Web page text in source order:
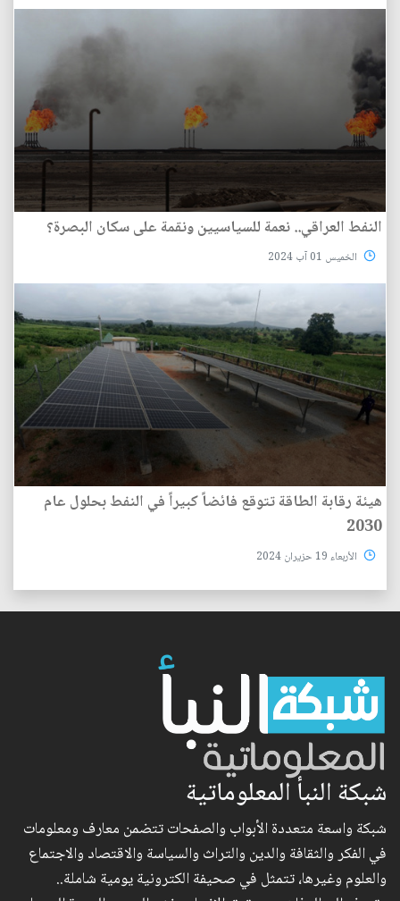
النفط العراقي.. نعمة للسياسيين ونقمة على سكان البصرة؟
الخميس 01 آب 2024
هيئة رقابة الطاقة تتوقع فائضاً كبيراً في النفط بحلول عام
2030
الأربعاء 19 حزيران 2024
شبكة النبأ المعلوماتية
شبكة واسعة متعددة الأبواب والصفحات تتضمن معارف ومعلومات
في الفكر والثقافة والدين والتراث والسياسة والاقتصاد والاجتماع
والعلوم وغيرها، تتمثل في صحيفة الكترونية يومية شاملة..